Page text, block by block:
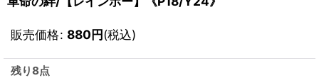
販売価格: 880円(税込)
残り8点